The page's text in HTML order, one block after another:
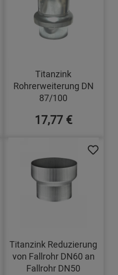
Titanzink
Rohrerweiterung DN
87/100
17,77 €
Titanzink Reduzierung
von Fallrohr DN60 an
Fallrohr DN50